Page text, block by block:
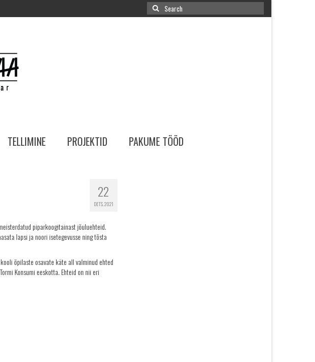
Search
for:
TELLIMINE PROJEKTID PAKUME TÖÖD
22
DETS. 2021
piparkoogitainast jõuluehteid.
lapsi ja noori isetegevusse ning tõsta
õpilaste osavate käte all valminud ehted
Konsumi eeskotta. Ehteid on nii eri